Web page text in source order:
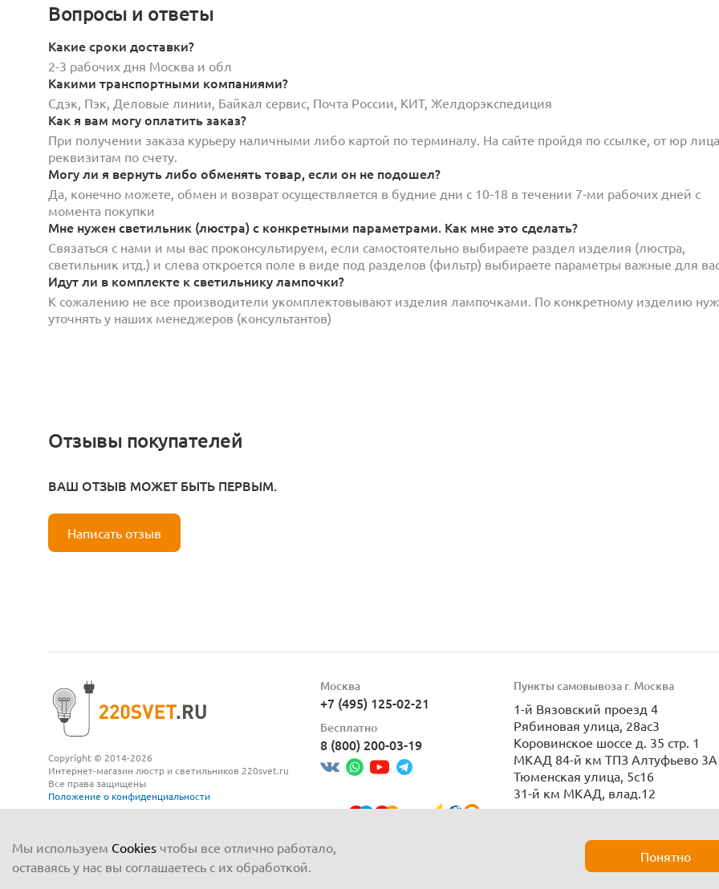
Вопросы и ответы
Какие сроки доставки?
2-3 рабочих дня Москва и обл
Какими транспортными компаниями?
Сдэк, Пэк, Деловые линии, Байкал сервис, Почта России, КИТ, Желдорэкспедиция
Как я вам могу оплатить заказ?
При получении заказа курьеру наличными либо картой по терминалу. На сайте пройдя по ссылке, от юр
реквизитам по счету.
Могу ли я вернуть либо обменять товар, если он не подошел?
Да, конечно можете, обмен и возврат осуществляется в будние дни с 10-18 в течении 7-ми рабочих дней с
момента покупки
Мне нужен светильник (люстра) с конкретными параметрами. Как мне это сделать?
Связаться с нами и мы вас проконсультируем, если самостоятельно выбираете раздел изделия (люстра,
светильник итд.) и слева откроется поле в виде под разделов (фильтр) выбираете параметры важные для
Идут ли в комплекте к светильнику лампочки?
К сожалению не все производители укомплектовывают изделия лампочками. По конкретному изделию
уточнять у наших менеджеров (консультантов)
Отзывы покупателей
ВАШ ОТЗЫВ МОЖЕТ БЫТЬ ПЕРВЫМ.
Написать отзыв
Copyright © 2014-2026
Интернет-магазин люстр и светильников 220svet.ru
Все права защищены
Положение о конфиденциальности
Москва
+7 (495) 125-02-21
Бесплатно
8 (800) 200-03-19
Пункты самовывоза г. Москва
1-й Вязовский проезд 4
Рябиновая улица, 28ас3
Коровинское шоссе д. 35 стр. 1
МКАД 84-й км ТПЗ Алтуфьево 3А
Тюменская улица, 5с16
31-й км МКАД, влад.12
Мы используем Cookies чтобы все отлично работало,
оставаясь у нас вы соглашаетесь с их обработкой.
Понятно